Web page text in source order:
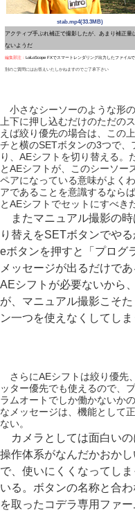
stab.mp4(33.3MB)
アクティブ手ぶれ補正で撮影したが、あまり補正量
ないようだ
編集部注： LoiLoScope FXでスマートレンダリング出力したファイル
別のご質問にはお答えいたしかねますのでご了承下さい
小さなシーソーのような形の
上下に押し込むだけのただの
えば絞り優先の場合は、この
チと横のSETボタンの3つで、
り、AEシフトを切り替える。
とAEシフトが、このシーソー
ペアになっている意味がよく
アであることを意識するなら
とAEシフトでセットにすべき
またマニュアル撮影の時
り替えをSETボタンでや
eボタンを押すと「プログ
メッセージが出るだけで
AEシフトが必要ないから
が、マニュアル撮影こそ
ン一つを使えなくしてしま
さらにAEシフトは絞り優先
ッター優先でも使えるので、
ラムオートでしか働かないか
なメッセージは、機能として正
ない。
カメラとしては面白いの
操作体系がなんだかおか
で、使いにくくなってしま
いる。ボタンの名称と合
を取ったコデラ専用ファ